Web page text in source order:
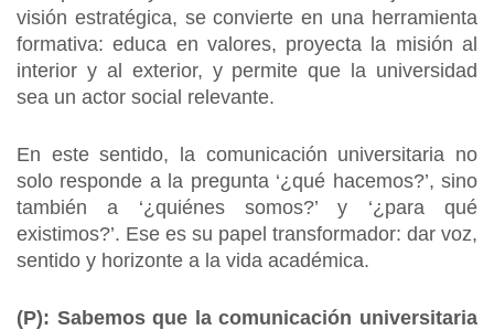
visión estratégica, se convierte en una herramienta
formativa: educa en valores, proyecta la misión al
interior y al exterior, y permite que la universidad
sea un actor social relevante.
En este sentido, la comunicación universitaria no
solo responde a la pregunta ‘¿qué hacemos?’, sino
también a ‘¿quiénes somos?’ y ‘¿para qué
existimos?’. Ese es su papel transformador: dar voz,
sentido y horizonte a la vida académica.
(P): Sabemos que la comunicación universitaria